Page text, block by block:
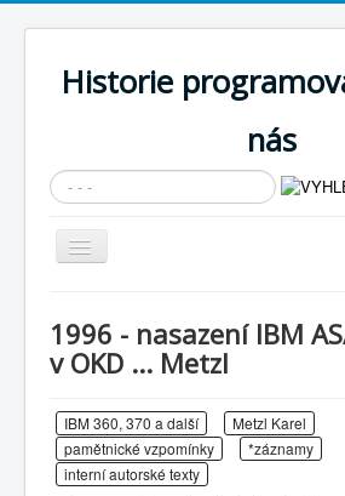
Historie
nás
Vyhledávání...
Přepnout
navigaci
Cíle expozice
Současnost SW a IT
KNIHOVNA
1996 - nasazení IBM
v OKD ... Metzl
IBM 360, 370 a další
Metzl Karel
pamětnické vzpomínky
*záznamy
interní autorské texty